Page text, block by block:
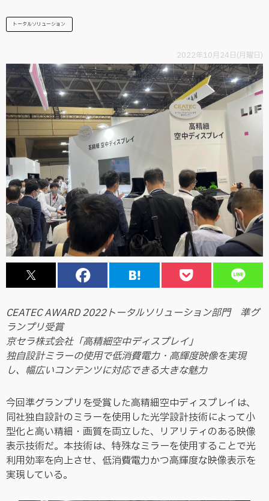
トータルソリューション
2022年10月24日(月曜日)
CEATEC AWARD 2022トータルソリューション部門 準グ
ランプリ受賞
京セラ株式会社「高精細空中ディスプレイ」
独自設計ミラーの使用で低消費電力・高輝度映像を実現
し、幅広いコンテンツに対応できる大きな魅力
今回準グランプリを受賞した高精細空中ディスプレイは、
同社独自設計のミラーを使用した光学設計技術によって小
型化と高い精細・画質を両立した、リアリティのある映像
表示技術だ。本技術は、特殊なミラーを使用することで光
利用効率を向上させ、低消費電力かつ高輝度な映像表示を
実現している。